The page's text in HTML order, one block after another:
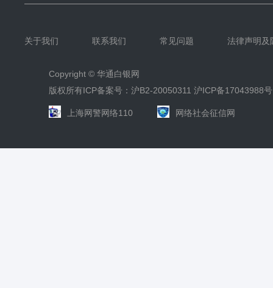
关于我们 联系我们 常见问题 法律声明及
Copyright © 华通白银网
版权所有ICP备案号：沪B2-20050311 沪ICP备17043988号
上海网警网络110 网络社会征信网